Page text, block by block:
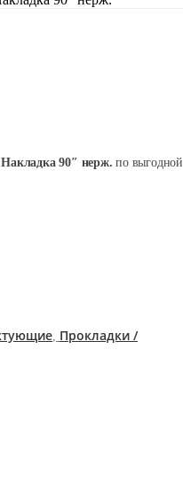
Накладка 90″ нерж. по выгодной
Прокладки /